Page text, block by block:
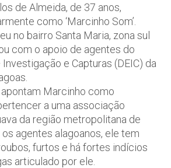
de Almeida, de 37 anos,
como ‘Marcinho Som’.
no bairro Santa Maria, zona sul
com o apoio de agentes do
e Capturas (DEIC) da
Marcinho como
a uma associação
da região metropolitana de
agentes alagoanos, ele tem
furtos e há fortes indícios
articulado por ele.